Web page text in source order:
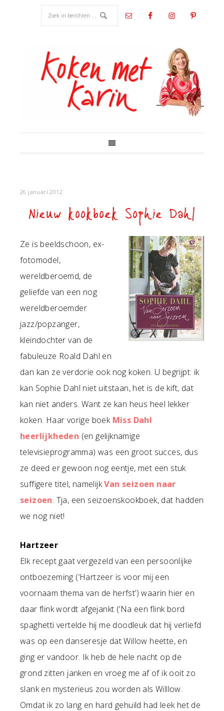
26 januari 2012
Nieuw kookboek Sophie Dahl
Ze is beeldschoon, ex-
fotomodel,
wereldberoemd, de
geliefde van een nog
wereldberoemder
jazz/popzanger,
kleindochter van de
fabuleuze Roald Dahl en
dan kan ze verdorie ook nog koken. U begrijpt: ik
kan Sophie Dahl niet uitstaan, het is de kift, dat
kan niet anders. Want ze kan heus heel lekker
koken. Haar vorige boek Miss Dahl
heerlijkheden (en gelijknamige
televisieprogramma) was een groot succes, dus
ze deed er gewoon nog eentje, met een stuk
suffigere titel, namelijkVan seizoen naar
seizoen. Tja, een seizoenskookboek, dat hadden
we nog niet!
Hartzeer
Elk recept gaat vergezeld van een persoonlijke
ontboezeming (‘Hartzeer is voor mij een
voornaam thema van de herfst’) waarin hier en
daar flink wordt afgejankt (‘Na een flink bord
spaghetti vertelde hij me doodleuk dat hij verliefd
was op een danseresje dat Willow heette, en
ging er vandoor. Ik heb de hele nacht op de
grond zitten janken en vroeg me af of ik ooit zo
slank en mysterieus zou worden als Willlow.
Omdat ik zo lang en hard gehuild had leek het de